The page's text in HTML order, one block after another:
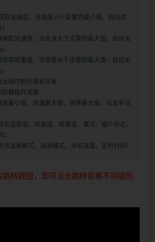
取温度值，当温度小于设置的最小值，自动关
获取风速值，当风速大于设置的最大值，自动关
获取雨量值，当雨量大于设置的最大值，自动关
程控制开窗和关窗
模拟开关窗
最小值、风速最大值、雨量最大值、以及手动
示温度值、风速值、雨量值、模式、窗户状态，
；
示温度模式、风速模式、当前温度、定时时间
跳转按钮，即可点击跳转观看不同版的